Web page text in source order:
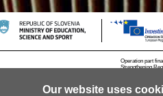
Our website uses
Operation part
Strengthening